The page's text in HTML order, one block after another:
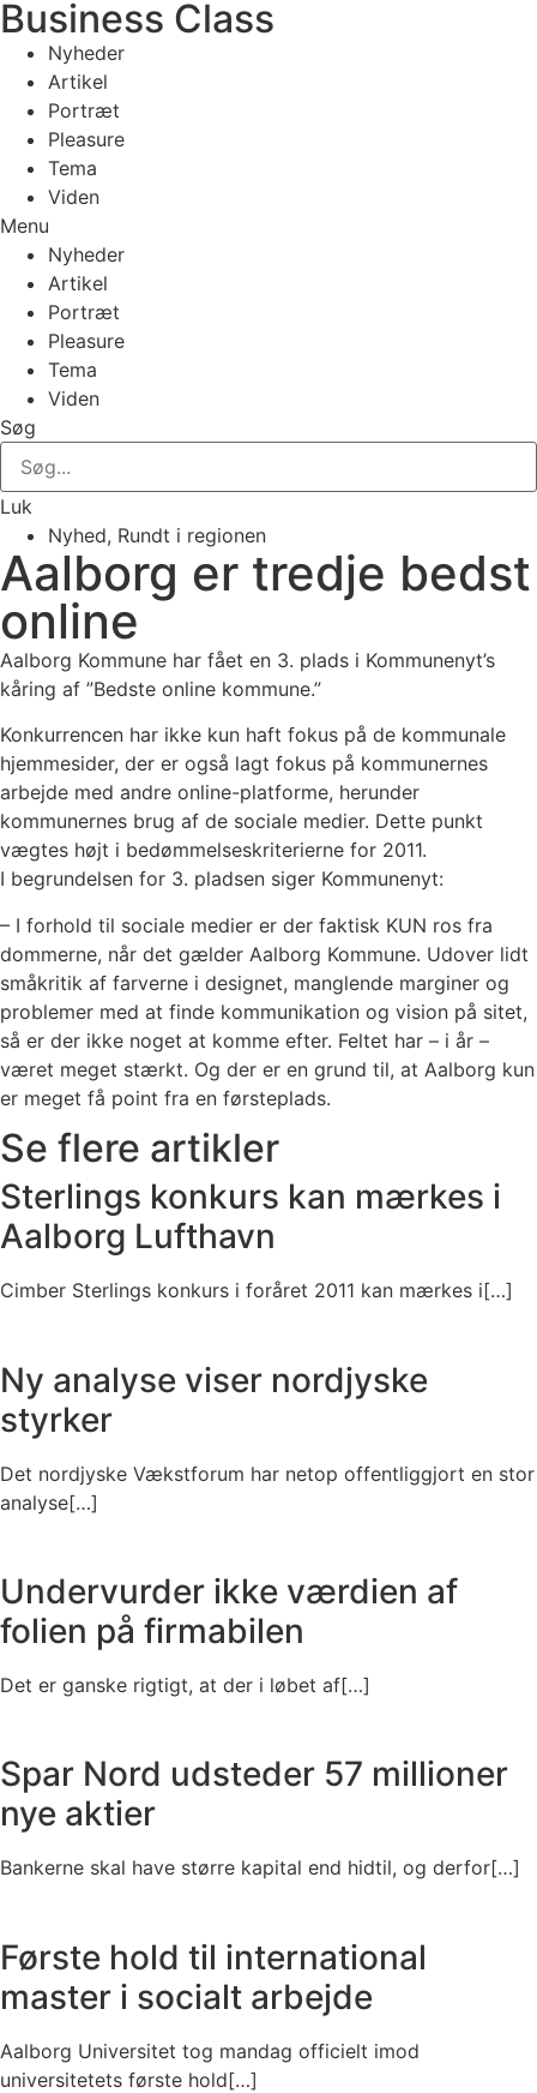
Business Class
Nyheder
Artikel
Portræt
Pleasure
Tema
Viden
Menu
Nyheder
Artikel
Portræt
Pleasure
Tema
Viden
Søg
Luk
Nyhed, Rundt i regionen
Aalborg er tredje bedst
online
Aalborg Kommune har fået en 3. plads i Kommunenyt’s
kåring af ”Bedste online kommune.”
Konkurrencen har ikke kun haft fokus på de kommunale
hjemmesider, der er også lagt fokus på kommunernes
arbejde med andre online-platforme, herunder
kommunernes brug af de sociale medier. Dette punkt
vægtes højt i bedømmelseskriterierne for 2011.
I begrundelsen for 3. pladsen siger Kommunenyt:
– I forhold til sociale medier er der faktisk KUN ros fra
dommerne, når det gælder Aalborg Kommune. Udover lidt
småkritik af farverne i designet, manglende marginer og
problemer med at finde kommunikation og vision på sitet,
så er der ikke noget at komme efter. Feltet har – i år –
været meget stærkt. Og der er en grund til, at Aalborg kun
er meget få point fra en førsteplads.
Se flere artikler
Sterlings konkurs kan mærkes i
Aalborg Lufthavn
Cimber Sterlings konkurs i foråret 2011 kan mærkes i[…]
Ny analyse viser nordjyske
styrker
Det nordjyske Vækstforum har netop offentliggjort en stor
analyse[…]
Undervurder ikke værdien af
folien på firmabilen
Det er ganske rigtigt, at der i løbet af[…]
Spar Nord udsteder 57 millioner
nye aktier
Bankerne skal have større kapital end hidtil, og derfor[…]
Første hold til international
master i socialt arbejde
Aalborg Universitet tog mandag officielt imod
universitetets første hold[…]